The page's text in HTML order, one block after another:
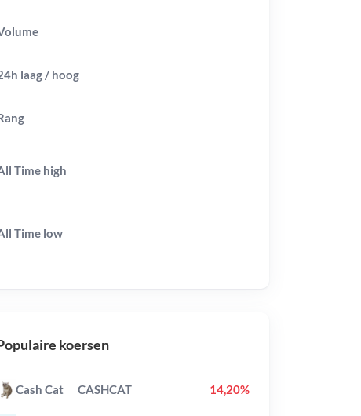
laag / hoog
Time high
Time low
koersen
Cash Cat CASHCAT 14,20%